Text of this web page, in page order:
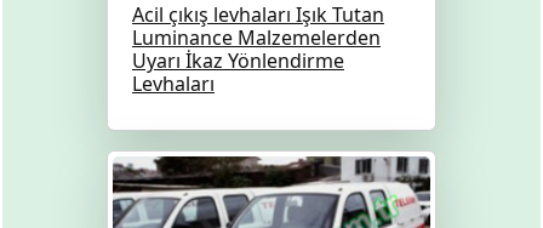
Acil çıkış levhaları Işık Tutan
Luminance Malzemelerden
Uyarı İkaz Yönlendirme
Levhaları